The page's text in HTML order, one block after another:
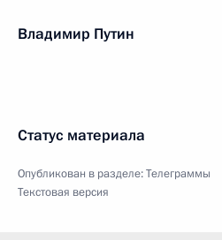
Владимир Путин
Статус материала
Опубликован в разделе:Телеграммы
Текстовая версия